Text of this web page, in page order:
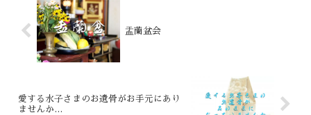
盂蘭盆会
愛する水子さまのお遺骨がお手元にあり
ませんか…